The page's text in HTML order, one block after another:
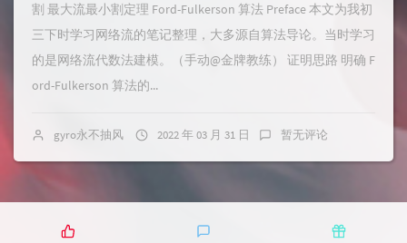
割 最大流最小割定理 Ford-Fulkerson 算法 Preface 本文为我初
三下时学习网络流的笔记整理，大多源自算法导论。当时学习
的是网络流代数法建模。（手动@金牌教练） 证明思路 明确 F
ord-Fulkerson 算法的...
gyro永不抽风 2022 年 03 月 31 日 暂无评论